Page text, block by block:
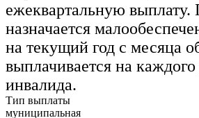
ежеквартальную выплату.
назначается
на текущий год с месяца
выплачивается на
инвалида.
Тип выплаты
муниципальная